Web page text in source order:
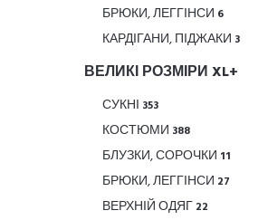
БРЮКИ, ЛЕГГІНСИ 6
КАРДІГАНИ, ПІДЖАКИ 3
ВЕЛИКІ РОЗМІРИ XL+
СУКНІ 353
КОСТЮМИ 388
БЛУЗКИ, СОРОЧКИ 11
БРЮКИ, ЛЕГГІНСИ 27
ВЕРХНІЙ ОДЯГ 22